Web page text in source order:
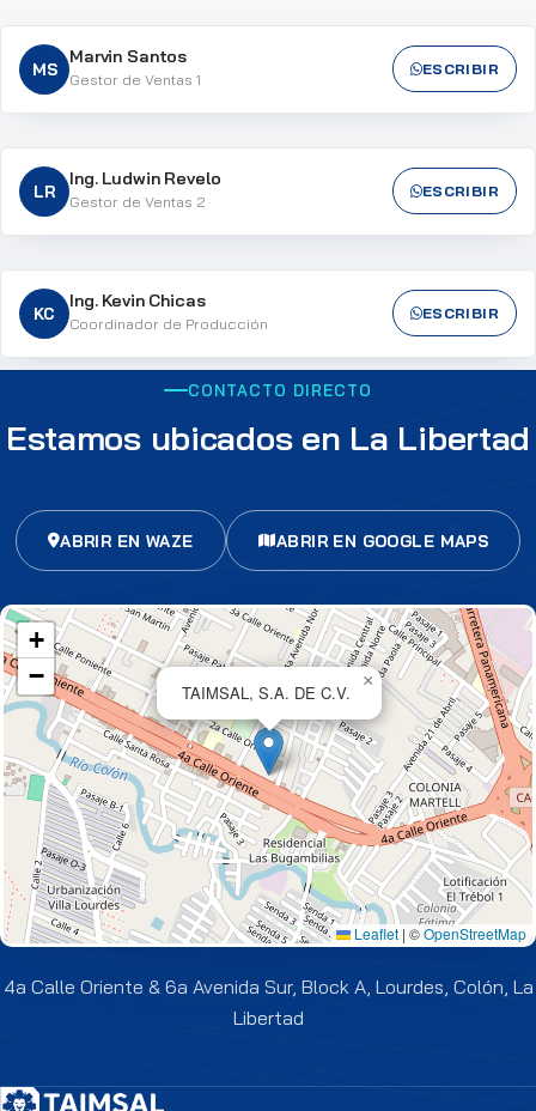
MS
Marvin Santos
Gestor de Ventas 1
ESCRIBIR
LR
Ing. Ludwin Revelo
Gestor de Ventas 2
ESCRIBIR
KC
Ing. Kevin Chicas
Coordinador de Producción
ESCRIBIR
CONTACTO DIRECTO
Estamos ubicados en La Libertad
ABRIR EN WAZE ABRIR EN GOOGLE MAPS
TAIMSAL, S.A. DE C.V.
×
+
−
Leaflet | ©OpenStreetMap
4a Calle Oriente & 6a Avenida Sur, Block A, Lourdes, Colón, La
Libertad